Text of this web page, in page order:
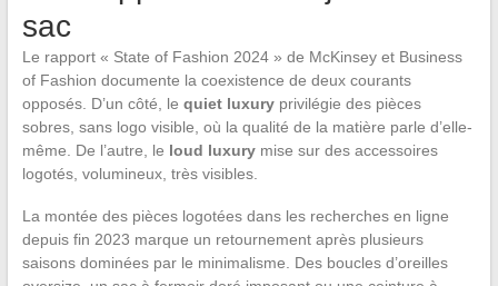
sac
Le rapport « State of Fashion 2024 » de McKinsey et Business
of Fashion documente la coexistence de deux courants
opposés. D’un côté, le quiet luxuryprivilégie des pièces
sobres, sans logo visible, où la qualité de la matière parle d’elle-
même. De l’autre, le loud luxurymise sur des accessoires
logotés, volumineux, très visibles.
La montée des pièces logotées dans les recherches en ligne
depuis fin 2023 marque un retournement après plusieurs
saisons dominées par le minimalisme. Des boucles d’oreilles